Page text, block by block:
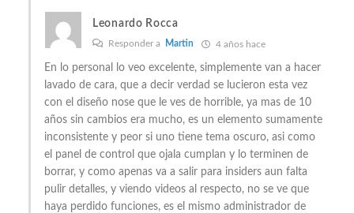
Leonardo Rocca
Responder a Martin 4 años hace
En lo personal lo veo excelente, simplemente van a hacer
lavado de cara, que a decir verdad se lucieron esta vez
con el diseño nose que le ves de horrible, ya mas de 10
años sin cambios era mucho, es un elemento sumamente
inconsistente y peor si uno tiene tema oscuro, asi como
el panel de control que ojala cumplan y lo terminen de
borrar, y como apenas va a salir para insiders aun falta
pulir detalles, y viendo videos al respecto, no se ve que
haya perdido funciones, es el mismo administrador de